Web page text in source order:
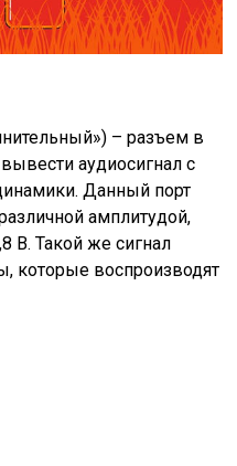
– разъем в
аудиосигнал с
Данный порт
амплитудой,
В. Такой же сигнал
которые воспроизводят